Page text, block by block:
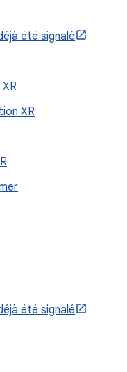
été signalé
XR
été signalé